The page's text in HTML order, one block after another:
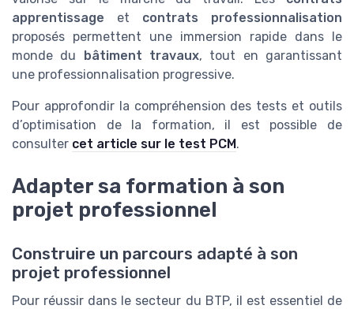
apprentissage et contrats professionnalisation
proposés permettent une immersion rapide dans le
monde du bâtiment travaux, tout en garantissant
une professionnalisation progressive.
Pour approfondir la compréhension des tests et outils
d’optimisation de la formation, il est possible de
consulter cet article sur le test PCM.
Adapter sa formation à son
projet professionnel
Construire un parcours adapté à son
projet professionnel
Pour réussir dans le secteur du BTP, il est essentiel de